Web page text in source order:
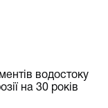
водостоку
на 30 років